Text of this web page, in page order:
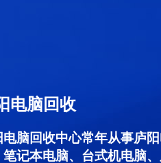
电脑回收
电脑回收中心常年从事庐
笔记本电脑、台式机电脑